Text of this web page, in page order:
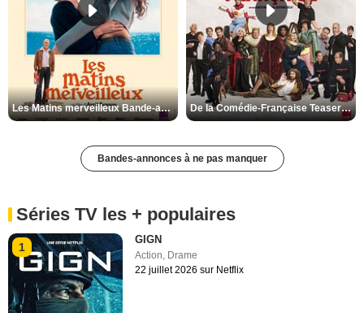
Les Matins merveilleux Bande-annonce VF De la Comédie-Française Teaser VF
Bandes-annonces à ne pas manquer
Séries TV les + populaires
1
GIGN
Action, Drame
22 juillet 2026 sur Netflix